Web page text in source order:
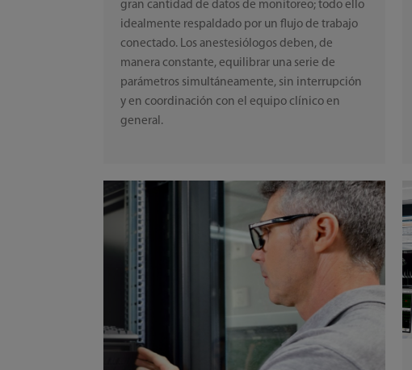
gran cantidad de datos de monitoreo; todo ello
idealmente respaldado por un flujo de trabajo
conectado. Los anestesiólogos deben, de
manera constante, equilibrar una serie de
parámetros simultáneamente, sin interrupción
y en coordinación con el equipo clínico en
general.